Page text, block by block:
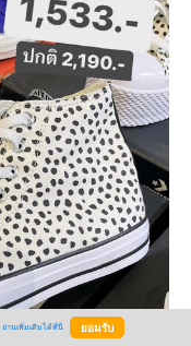
อ่านเพิ่มเติมได้ที่นี่